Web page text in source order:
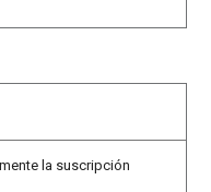
la suscripción